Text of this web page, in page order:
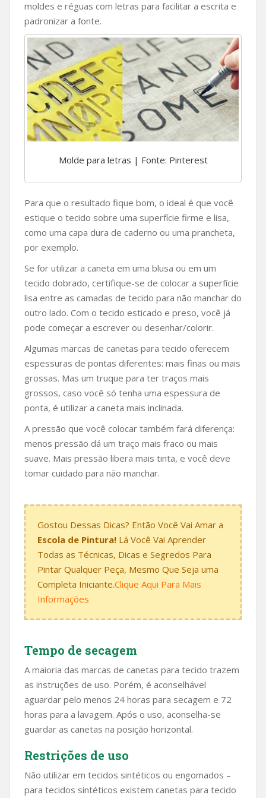
moldes e réguas com letras para facilitar a escrita e
padronizar a fonte.
Molde para letras | Fonte: Pinterest
Para que o resultado fique bom, o ideal é que você
estique o tecido sobre uma superfície firme e lisa,
como uma capa dura de caderno ou uma prancheta,
por exemplo.
Se for utilizar a caneta em uma blusa ou em um
tecido dobrado, certifique-se de colocar a superfície
lisa entre as camadas de tecido para não manchar do
outro lado. Com o tecido esticado e preso, você já
pode começar a escrever ou desenhar/colorir.
Algumas marcas de canetas para tecido oferecem
espessuras de pontas diferentes: mais finas ou mais
grossas. Mas um truque para ter traços mais
grossos, caso você só tenha uma espessura de
ponta, é utilizar a caneta mais inclinada.
A pressão que você colocar também fará diferença:
menos pressão dá um traço mais fraco ou mais
suave. Mais pressão libera mais tinta, e você deve
tomar cuidado para não manchar.
Gostou Dessas Dicas? Então Você Vai Amar a
Escola de Pintura! Lá Você Vai Aprender
Todas as Técnicas, Dicas e Segredos Para
Pintar Qualquer Peça, Mesmo Que Seja uma
Completa Iniciante.Clique Aqui Para Mais
Informações
Tempo de secagem
A maioria das marcas de canetas para tecido trazem
as instruções de uso. Porém, é aconselhável
aguardar pelo menos 24 horas para secagem e 72
horas para a lavagem. Após o uso, aconselha-se
guardar as canetas na posição horizontal.
Restrições de uso
Não utilizar em tecidos sintéticos ou engomados –
para tecidos sintéticos existem canetas para tecido